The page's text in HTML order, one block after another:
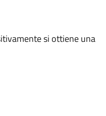
si ottiene una